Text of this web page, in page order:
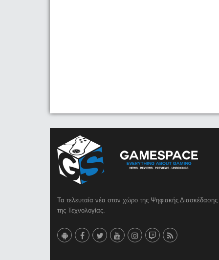
Τα τελευταία νέα στον χώρο της Ψηφιακής Διασκέδασης
της Τεχνολογίας.